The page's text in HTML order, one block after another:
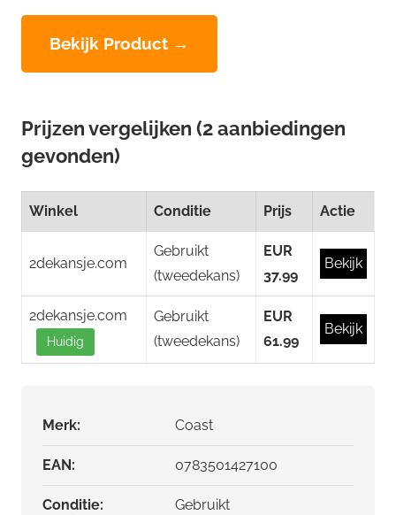
Bekijk Product →
Prijzen vergelijken (2 aanbiedingen
gevonden)
Winkel Conditie Prijs Actie
2dekansje.com
Gebruikt
(tweedekans)
EUR
37.99
Bekijk
2dekansje.com
Huidig
Gebruikt
(tweedekans)
EUR
61.99
Bekijk
Merk: Coast
EAN: 0783501427100
Conditie: Gebruikt